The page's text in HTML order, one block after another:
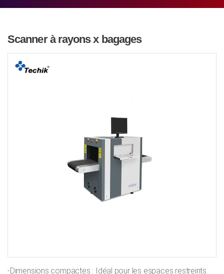
Scanner à rayons x bagages
-Dimensions compactes : Idéal pour les espaces restreints.